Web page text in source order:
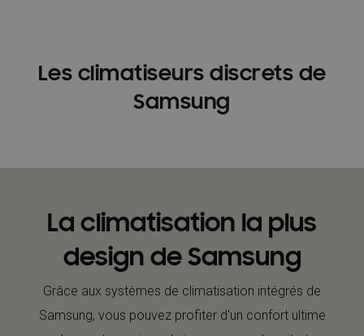
Les climatiseurs discrets de
Samsung
La climatisation la plus
design de Samsung
Grâce aux systèmes de climatisation intégrés de
Samsung, vous pouvez profiter d'un confort ultime